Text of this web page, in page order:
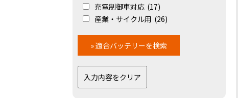
充電制御車対応 (17)
産業・サイクル用 (26)